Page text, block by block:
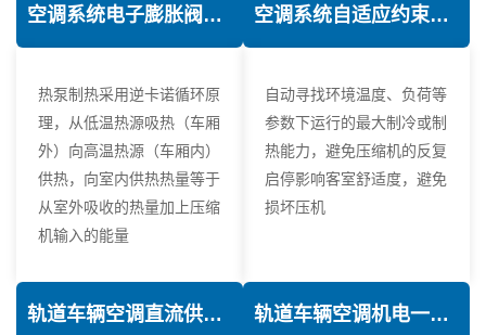
空调系统电子膨胀阀热力学优化技术
热泵制热采用逆卡诺循环原
理，从低温热源吸热（车厢
外）向高温热源（车厢内）
供热，向室内供热热量等于
从室外吸收的热量加上压缩
机输入的能量
空调系统自适应约束控制技术
自动寻找环境温度、负荷等
参数下运行的最大制冷或制
热能力，避免压缩机的反复
启停影响客室舒适度，避免
损坏压机
轨道车辆空调直流供电技术 轨道车辆空调机电一体化技术